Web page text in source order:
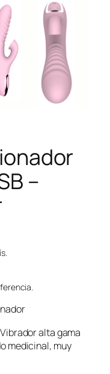
–
alta gama
medicinal, muy